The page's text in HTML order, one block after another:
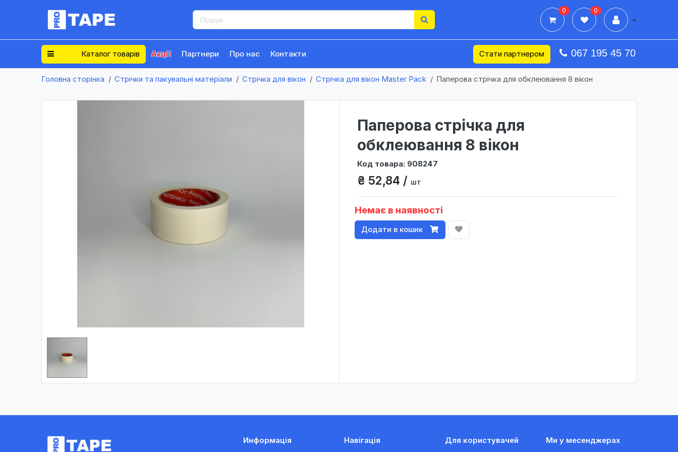
0 0
Каталог товарів Акції Партнери Про нас Контакти Стати партнером 067 195 45 70
Головна сторінка Стрічки та пакувальні матеріали Стрічка для вікон Стрічка для вікон Master Pack Паперова стрічка для обклеювання 8 вікон
Паперова стрічка для
обклеювання 8 вікон
Код товара: 908247
₴ 52,84 / шт
Немає в наявності
Додати в кошик
Информація Навігація Для користувачей Ми у месенджерах